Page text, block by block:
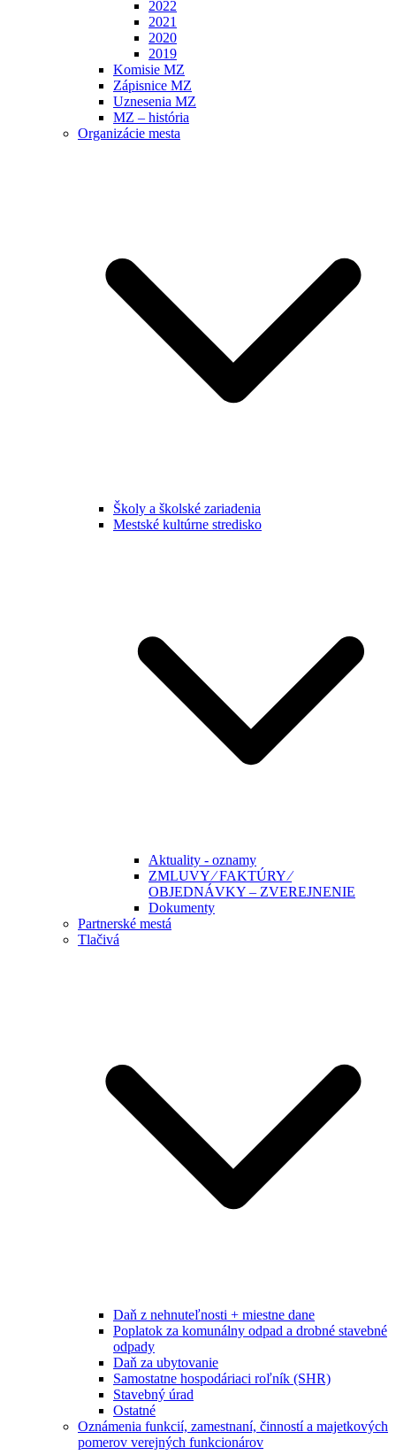
2022
2021
2020
2019
Komisie MZ
Zápisnice MZ
Uznesenia MZ
MZ – história
Organizácie mesta
Školy a školské zariadenia
Mestské kultúrne stredisko
Aktuality - oznamy
ZMLUVY ⁄ FAKTÚRY ⁄
OBJEDNÁVKY – ZVEREJNENIE
Dokumenty
Partnerské mestá
Tlačivá
Daň z nehnuteľnosti + miestne dane
Poplatok za komunálny odpad a drobné stavebné
odpady
Daň za ubytovanie
Samostatne hospodáriaci roľník (SHR)
Stavebný úrad
Ostatné
Oznámenia funkcií, zamestnaní, činností a majetkových
pomerov verejných funkcionárov